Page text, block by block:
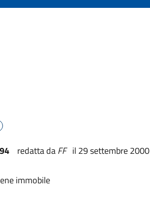
redatta daFF il 29 settembre 2000
immobile